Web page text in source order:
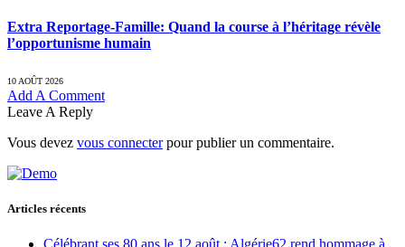
Extra Reportage-Famille: Quand la course à l’héritage révèle
l’opportunisme humain
10 AOÛT 2026
Add A Comment
Leave A Reply
Vous devez vous connecterpour publier un commentaire.
Articles récents
Célébrant ses 80 ans le 12 août : Algérie62 rend hommage à